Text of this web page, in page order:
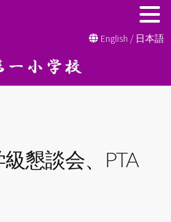
English / 日本語
懇談会、PTA